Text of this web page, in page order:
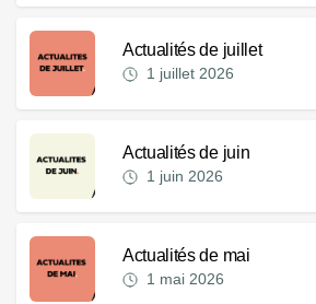
Actualités de juillet
1 juillet 2026
Actualités de juin
1 juin 2026
Actualités de mai
1 mai 2026